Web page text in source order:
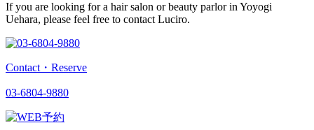
If you are looking for a hair salon or beauty parlor in Yoyogi
Uehara, please feel free to contact Luciro.
Contact・Reserve
03-6804-9880